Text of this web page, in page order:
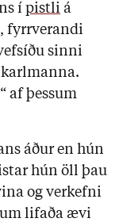
í pistli á
fyrrverandi
sinni
karlmanna.
af þessum
áður en hún
hún öll þau
og verkefni
um lifaða ævi